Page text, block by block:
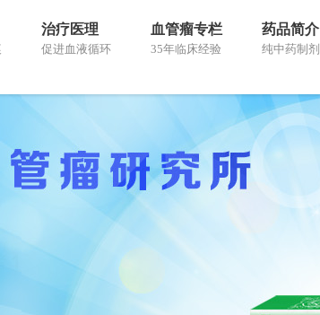
治疗医理
促进血液循环
血管瘤专栏
35年临床经验
药品简介
纯中药制剂